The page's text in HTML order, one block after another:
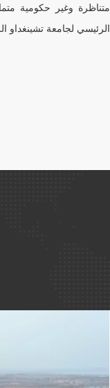
متناظرة وغير حكومية
الرئيسي لجامعة تشينغداو